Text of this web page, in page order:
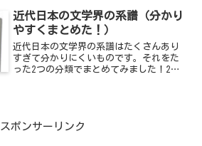
の生涯と共に紐解いていく。
近代日本の文学界の系譜（分かり
やすくまとめた！）
近代日本の文学界の系譜はたくさんあり
すぎて分かりにくいものです。それをた
った2つの分類でまとめてみました！2つ
スポンサーリンク